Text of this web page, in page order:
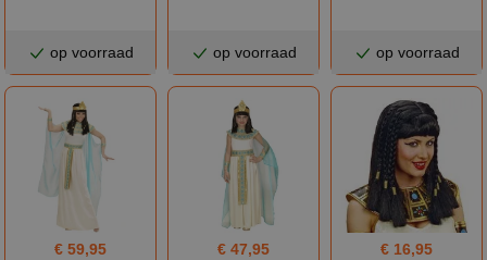
op voorraad op voorraad op voorraad
€ 59,95
€ 47,95
€ 16,95